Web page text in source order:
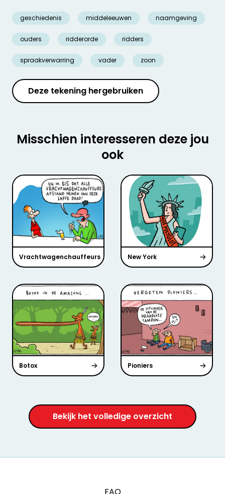
geschiedenis middeleeuwen naamgeving
ouders ridderorde ridders
spraakverwarring vader zoon
Deze tekening hergebruiken
Misschien interesseren deze jou
ook
Vrachtwagenchauffeurs New York
Botox Pioniers
Bekijk het volledige overzicht